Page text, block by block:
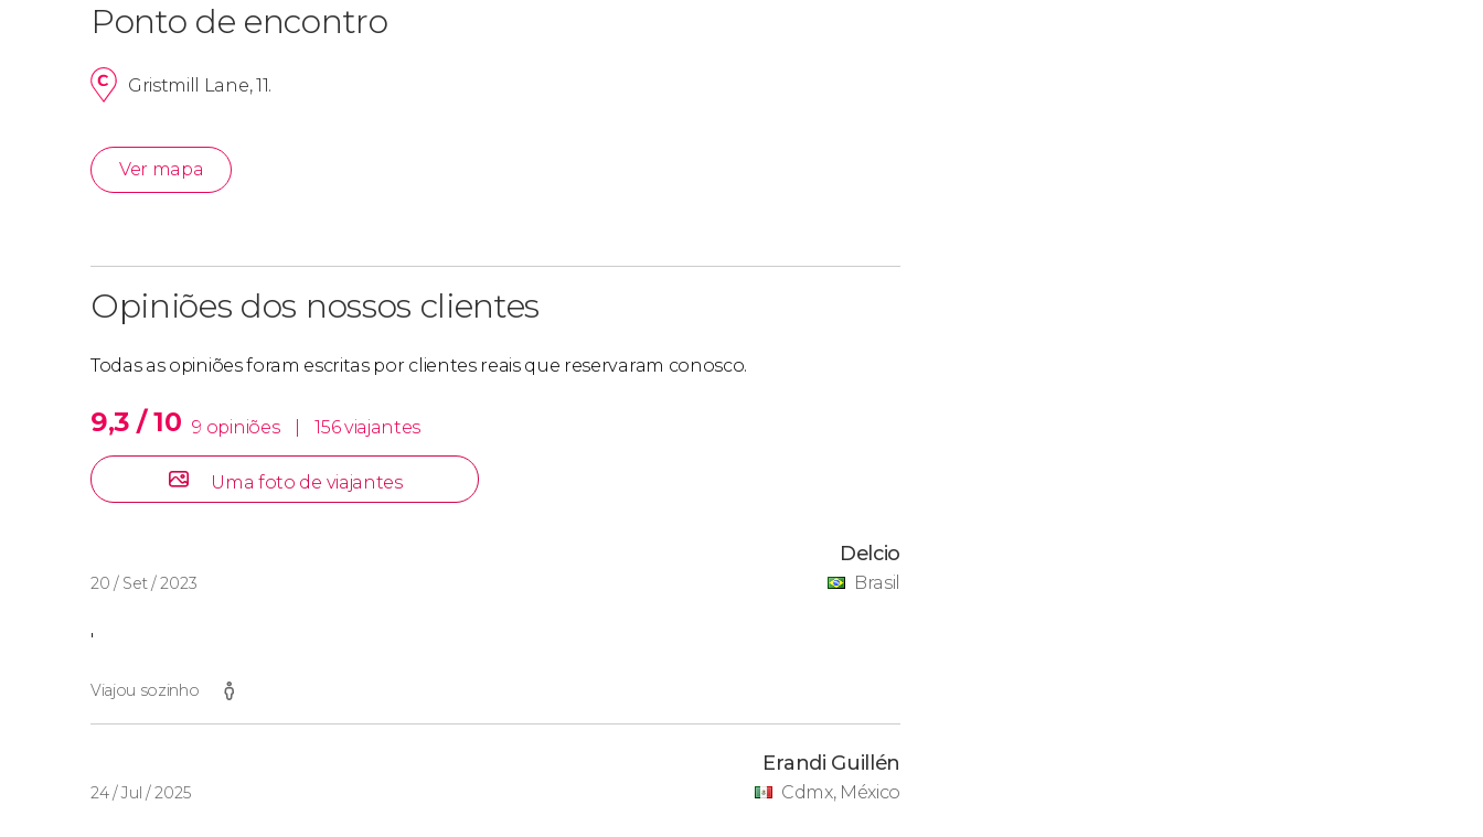
Ponto de encontro
Gristmill Lane, 11.
Ver mapa
Opiniões dos nossos clientes
Todas as opiniões foram escritas por clientes reais que reservaram conosco.
9,3 / 10 9 opiniões 156 viajantes
Uma foto de viajantes
20 / Set / 2023
Delcio
Brasil
'
Viajou sozinho
24 / Jul / 2025
Erandi Guillén
Cdmx, México